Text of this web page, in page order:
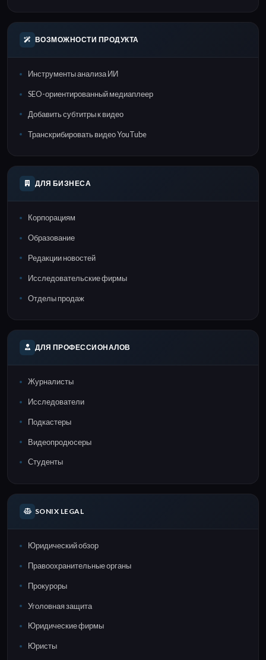
ВОЗМОЖНОСТИ ПРОДУКТА
Инструменты анализа ИИ
SEO-ориентированный медиаплеер
Добавить субтитры к видео
Транскрибировать видео YouTube
ДЛЯ БИЗНЕСА
Корпорациям
Образование
Редакции новостей
Исследовательские фирмы
Отделы продаж
ДЛЯ ПРОФЕССИОНАЛОВ
Журналисты
Исследователи
Подкастеры
Видеопродюсеры
Студенты
SONIX LEGAL
Юридический обзор
Правоохранительные органы
Прокуроры
Уголовная защита
Юридические фирмы
Юристы